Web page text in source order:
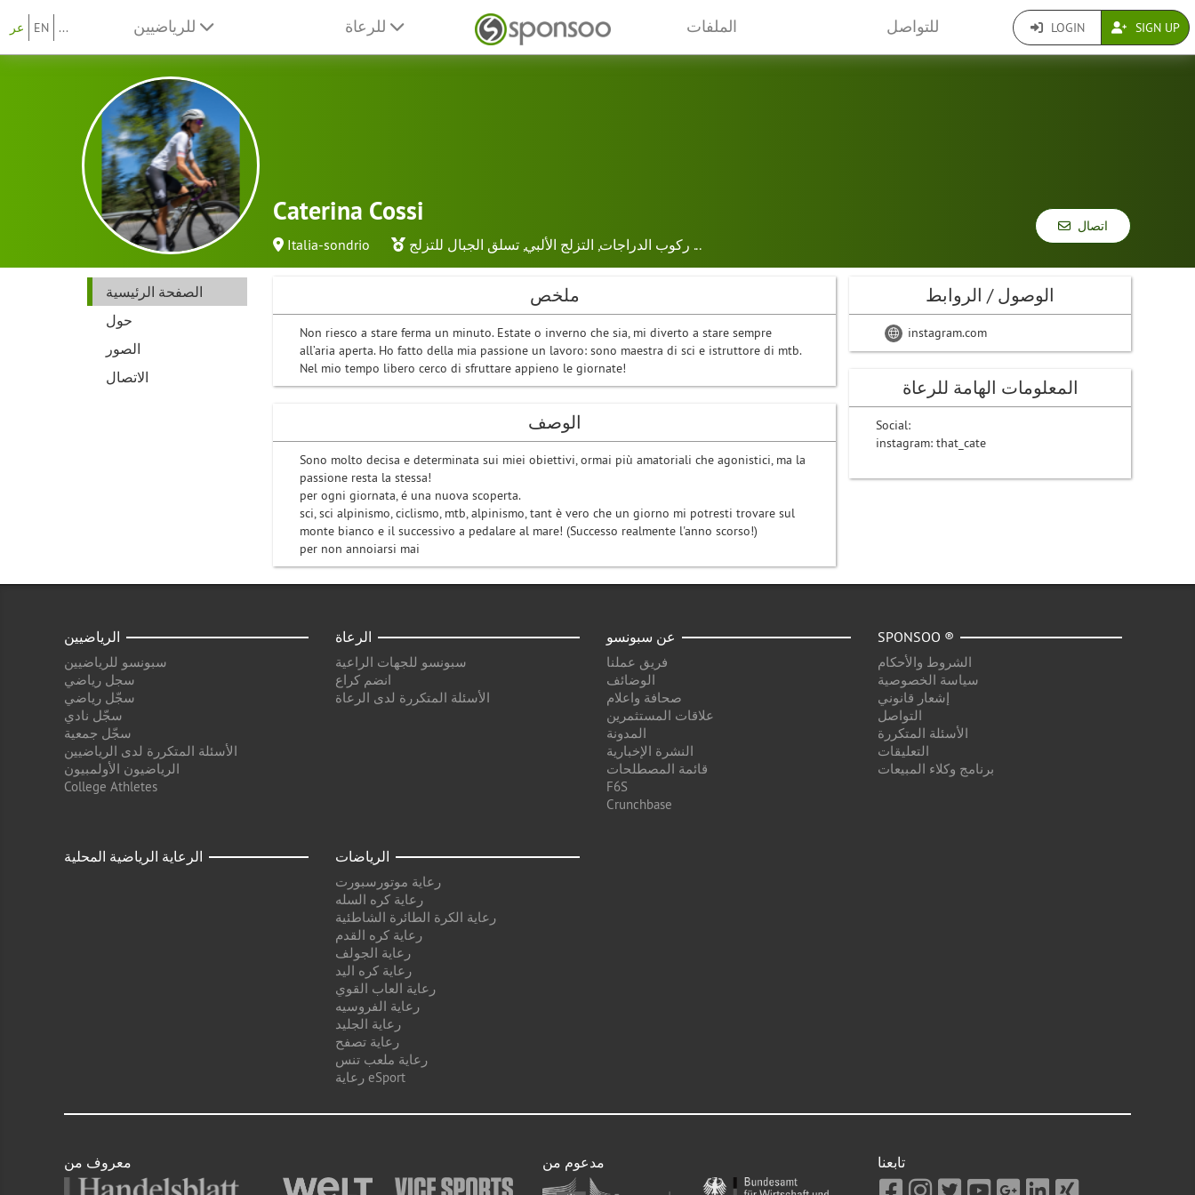
عر EN ... الملفات للتواصل LOGIN SIGN UP
Caterina Cossi
Italia-sondrio ركوب الدراجات, التزلج الألبي, تسلق الجبال للتزلج ...
اتصال
الصفحة الرئيسية
حول
الصور
الاتصال
ملخص
Non riesco a stare ferma un minuto. Estate o inverno che sia, mi diverto a stare sempre
all’aria aperta. Ho fatto della mia passione un lavoro: sono maestra di sci e istruttore di mtb.
Nel mio tempo libero cerco di sfruttare appieno le giornate!
الوصف
Sono molto decisa e determinata sui miei obiettivi, ormai più amatoriali che agonistici, ma la
passione resta la stessa!
per ogni giornata, é una nuova scoperta.
sci, sci alpinismo, ciclismo, mtb, alpinismo, tant è vero che un giorno mi potresti trovare sul
monte bianco e il successivo a pedalare al mare! (Successo realmente l'anno scorso!)
per non annoiarsi mai
الوصول / الروابط
instagram.com
المعلومات الهامة للرعاة
Social:
instagram: that_cate
الرياضيين
سبونسو للرياضيين
سجل رياضي
سجّل رياضي
سجّل نادي
سجّل جمعية
الأسئلة المتكررة لدى الرياضيين
الرياضيون الأولمبيون
College Athletes
الرعاة
سبونسو للجهات الراعية
انضم كراع
الأسئلة المتكررة لدى الرعاة
عن سبونسو
فريق عملنا
الوضائف
صحافة واعلام
علاقات المستثمرين
المدونة
النشرة الإخبارية
قائمة المصطلحات
F6S
Crunchbase
SPONSOO ®
الشروط والأحكام
سياسة الخصوصية
إشعار قانوني
التواصل
الأسئلة المتكررة
التعليقات
برنامج وكلاء المبيعات
الرعاية الرياضية المحلية الرياضات
رعاية موتورسبورت
رعاية كره السله
رعاية الكرة الطائرة الشاطئية
رعاية كره القدم
رعاية الجولف
رعاية كره اليد
رعاية العاب القوي
رعاية الفروسيه
رعاية الجليد
رعاية تصفح
رعاية ملعب تنس
رعاية eSport
معروف من مدعوم من تابعنا